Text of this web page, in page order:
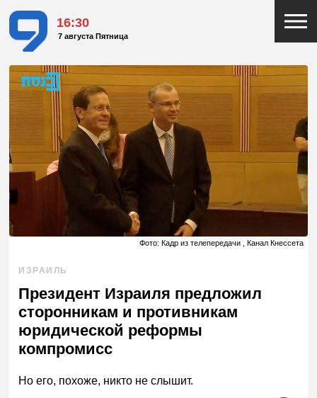
16:30
7 августа Пятница
Фото: Кадр из телепередачи , Канал Кнессета
ИЗРАИЛЬ
Президент Израиля предложил
сторонникам и противникам
юридической реформы
компромисс
Но его, похоже, никто не слышит.